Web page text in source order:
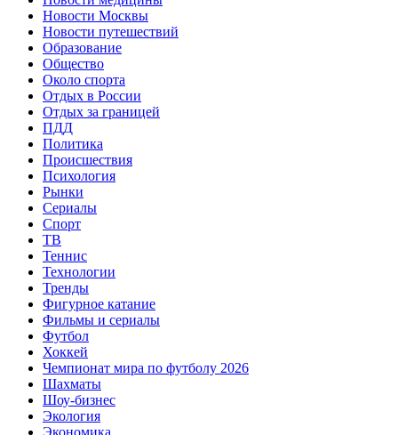
Новости Москвы
Новости путешествий
Образование
Общество
Около спорта
Отдых в России
Отдых за границей
ПДД
Политика
Происшествия
Психология
Рынки
Сериалы
Спорт
ТВ
Теннис
Технологии
Тренды
Фигурное катание
Фильмы и сериалы
Футбол
Хоккей
Чемпионат мира по футболу 2026
Шахматы
Шоу-бизнес
Экология
Экономика